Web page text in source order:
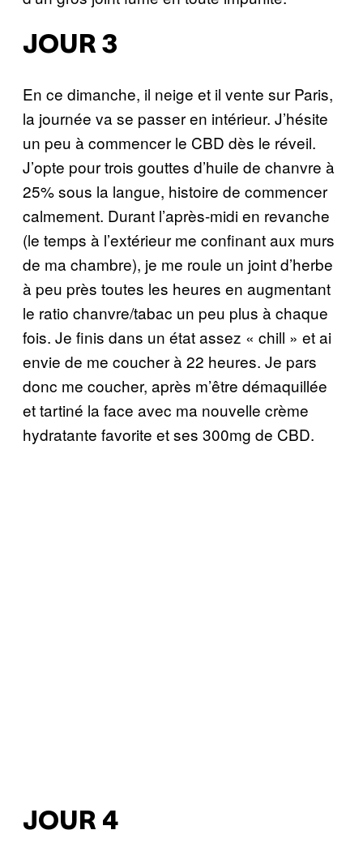
JOUR 3
En ce dimanche, il neige et il vente sur Paris,
la journée va se passer en intérieur. J’hésite
un peu à commencer le CBD dès le réveil.
J’opte pour trois gouttes d’huile de chanvre à
25% sous la langue, histoire de commencer
calmement. Durant l’après-midi en revanche
(le temps à l’extérieur me confinant aux murs
de ma chambre), je me roule un joint d’herbe
à peu près toutes les heures en augmentant
le ratio chanvre/tabac un peu plus à chaque
fois. Je finis dans un état assez « chill » et ai
envie de me coucher à 22 heures. Je pars
donc me coucher, après m’être démaquillée
et tartiné la face avec ma nouvelle crème
hydratante favorite et ses 300mg de CBD.
JOUR 4